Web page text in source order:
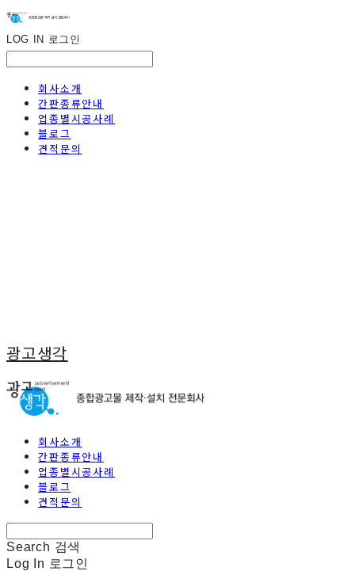
LOG IN 로그인
회사소개
간판종류안내
업종별시공사례
블로그
견적문의
광고생각
회사소개
간판종류안내
업종별시공사례
블로그
견적문의
Search 검색
Log In 로그인